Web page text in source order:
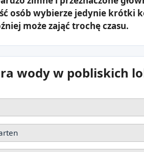
osób wybierze jedynie krótki
może zająć trochę czasu.
wody w pobliskich